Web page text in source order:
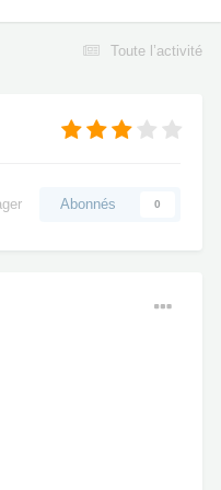
Toute l’activité
Abonnés 0